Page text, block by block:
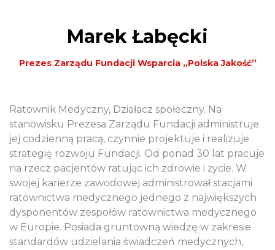
Marek Łabęcki
Prezes Zarządu Fundacji Wsparcia ,,Polska Jakość’’
Ratownik Medyczny, Działacz społeczny. Na
stanowisku Prezesa Zarządu Fundacji administruje
jej codzienną pracą, czynnie projektuje i realizuje
strategię rozwoju Fundacji. Od ponad 30 lat pracuje
na rzecz pacjentów ratując ich zdrowie i życie. W
swojej karierze zawodowej administrował stacjami
ratownictwa medycznego jednego z największych
dysponentów zespołów ratownictwa medycznego
w Europie. Posiada gruntowną wiedzę w zakresie
standardów udzielania świadczeń medycznych,